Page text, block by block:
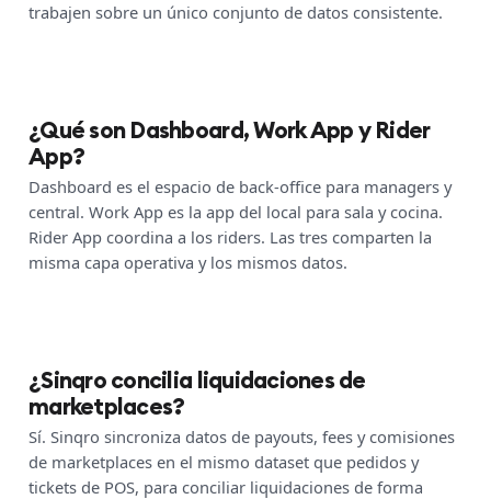
trabajen sobre un único conjunto de datos consistente.
¿Qué son Dashboard, Work App y Rider
App?
Dashboard es el espacio de back-office para managers y
central. Work App es la app del local para sala y cocina.
Rider App coordina a los riders. Las tres comparten la
misma capa operativa y los mismos datos.
¿Sinqro concilia liquidaciones de
marketplaces?
Sí. Sinqro sincroniza datos de payouts, fees y comisiones
de marketplaces en el mismo dataset que pedidos y
tickets de POS, para conciliar liquidaciones de forma